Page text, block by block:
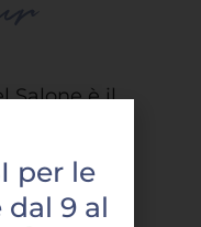
Salone è il
i migliori
Puoi
online!
per le
dal 9 al